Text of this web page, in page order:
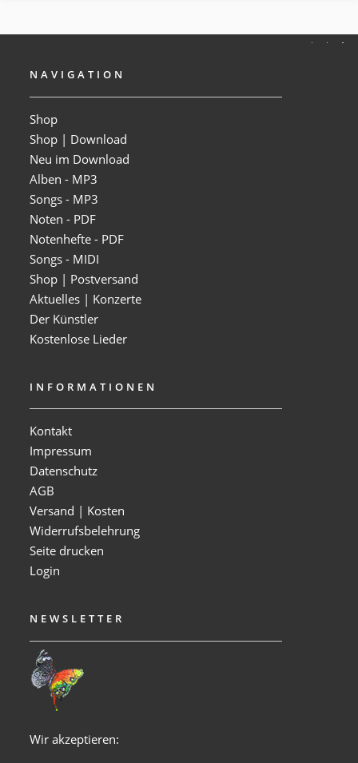
NAVIGATION
Shop
Shop | Download
Neu im Download
Alben - MP3
Songs - MP3
Noten - PDF
Notenhefte - PDF
Songs - MIDI
Shop | Postversand
Aktuelles | Konzerte
Der Künstler
Kostenlose Lieder
INFORMATIONEN
Kontakt
Impressum
Datenschutz
AGB
Versand | Kosten
Widerrufsbelehrung
Seite drucken
Login
NEWSLETTER
Wir akzeptieren: